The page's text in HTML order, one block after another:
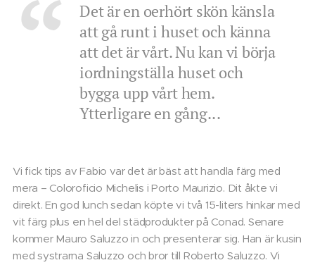
Det är en oerhört skön känsla
att gå runt i huset och känna
att det är vårt. Nu kan vi börja
iordningställa huset och
bygga upp vårt hem.
Ytterligare en gång...
Vi fick tips av Fabio var det är bäst att handla färg med
mera – Coloroficio Michelis i Porto Maurizio. Dit åkte vi
direkt. En god lunch sedan köpte vi två 15-liters hinkar med
vit färg plus en hel del städprodukter på Conad. Senare
kommer Mauro Saluzzo in och presenterar sig. Han är kusin
med systrarna Saluzzo och bror till Roberto Saluzzo. Vi